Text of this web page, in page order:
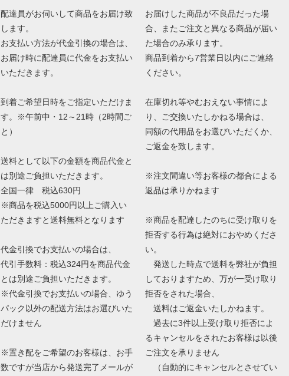
配達員がお伺いして商品をお届け致
します。
お支払い方法が代金引換の場合は、
お届け時に配達員に代金をお支払い
いただきます。
到着ご希望日時をご指定いただけま
す。※午前中・12～21時（2時間ご
と）
送料として以下の金額を商品代金と
は別途ご負担いただきます。
全国一律 税込630円
※商品を税込5000円以上ご購入い
ただきますと送料無料となります
代金引換でお支払いの場合は、
代引手数料：税込324円を商品代金
とは別途ご負担いただきます。
※代金引換でお支払いの場合、ゆう
パック以外の配送方法はお選びいた
だけません
※置き配をご希望のお客様は、お手
数ですが当店から発送完了メールが
お届けした商品が不良品だった場
合、またご注文と異なる商品が届い
た場合のみ承ります。
商品到着から7営業日以内にご連絡
ください。
在庫切れ等やむおえない事情によ
り、ご交換いたしかねる場合は、
同額の代用品をお選びいただくか、
ご返金を致します。
※注文間違い等お客様の都合による
返品は承りかねます
※商品を配達したのちに受け取りを
拒否する行為は絶対におやめくださ
い。
発送した時点で送料を弊社が負担
しておりますため、万が一受け取り
拒否をされた場合、
送料はご返金いたしかねます。
過去に3件以上受け取り拒否によ
るキャンセルをされたお客様は以後
ご注文を承りません
（自動的にキャンセルとさせてい